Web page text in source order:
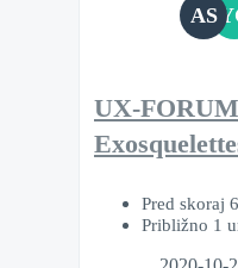
AS
UX-
Pred skoraj
Približno 1